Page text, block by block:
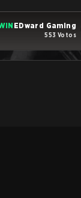
EDward Gaming
553 Votos